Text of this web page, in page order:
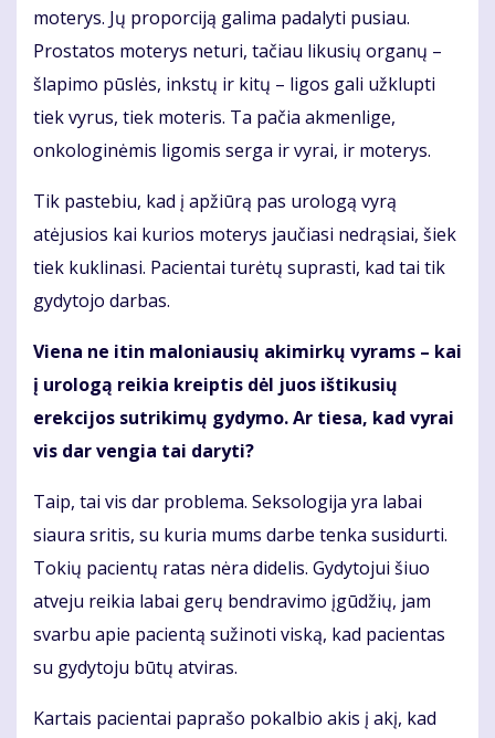
moterys. Jų proporciją galima padalyti pusiau.
Prostatos moterys neturi, tačiau likusių organų –
šlapimo pūslės, inkstų ir kitų – ligos gali užklupti
tiek vyrus, tiek moteris. Ta pačia akmenlige,
onkologinėmis ligomis serga ir vyrai, ir moterys.
Tik pastebiu, kad į apžiūrą pas urologą vyrą
atėjusios kai kurios moterys jaučiasi nedrąsiai, šiek
tiek kuklinasi. Pacientai turėtų suprasti, kad tai tik
gydytojo darbas.
Viena ne itin maloniausių akimirkų vyrams – kai
į urologą reikia kreiptis dėl juos ištikusių
erekcijos sutrikimų gydymo. Ar tiesa, kad vyrai
vis dar vengia tai daryti?
Taip, tai vis dar problema. Seksologija yra labai
siaura sritis, su kuria mums darbe tenka susidurti.
Tokių pacientų ratas nėra didelis. Gydytojui šiuo
atveju reikia labai gerų bendravimo įgūdžių, jam
svarbu apie pacientą sužinoti viską, kad pacientas
su gydytoju būtų atviras.
Kartais pacientai paprašo pokalbio akis į akį, kad